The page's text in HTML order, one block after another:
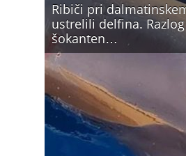
Ribiči pri
ustrelili delfina.
šokanten…